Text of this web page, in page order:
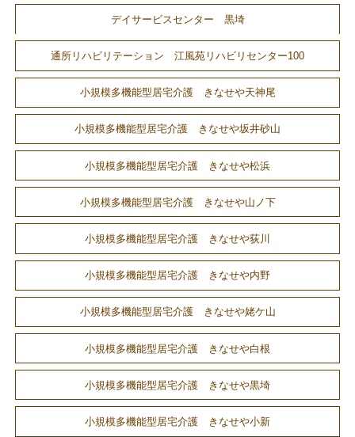
デイサービスセンター 黒埼
通所リハビリテーション 江風苑リハビリセンター100
小規模多機能型居宅介護 きなせや天神尾
小規模多機能型居宅介護 きなせや坂井砂山
小規模多機能型居宅介護 きなせや松浜
小規模多機能型居宅介護 きなせや山ノ下
小規模多機能型居宅介護 きなせや荻川
小規模多機能型居宅介護 きなせや内野
小規模多機能型居宅介護 きなせや姥ケ山
小規模多機能型居宅介護 きなせや白根
小規模多機能型居宅介護 きなせや黒埼
小規模多機能型居宅介護 きなせや小新